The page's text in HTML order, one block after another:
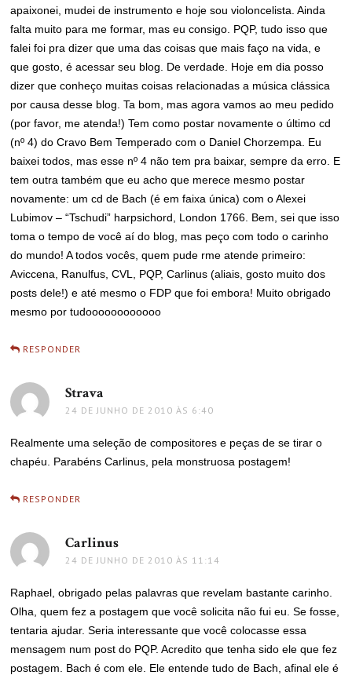
apaixonei, mudei de instrumento e hoje sou violoncelista. Ainda
falta muito para me formar, mas eu consigo. PQP, tudo isso que
falei foi pra dizer que uma das coisas que mais faço na vida, e
que gosto, é acessar seu blog. De verdade. Hoje em dia posso
dizer que conheço muitas coisas relacionadas a música clássica
por causa desse blog. Ta bom, mas agora vamos ao meu pedido
(por favor, me atenda!) Tem como postar novamente o último cd
(nº 4) do Cravo Bem Temperado com o Daniel Chorzempa. Eu
baixei todos, mas esse nº 4 não tem pra baixar, sempre da erro. E
tem outra também que eu acho que merece mesmo postar
novamente: um cd de Bach (é em faixa única) com o Alexei
Lubimov – “Tschudi” harpsichord, London 1766. Bem, sei que isso
toma o tempo de você aí do blog, mas peço com todo o carinho
do mundo! A todos vocês, quem pude rme atende primeiro:
Aviccena, Ranulfus, CVL, PQP, Carlinus (aliais, gosto muito dos
posts dele!) e até mesmo o FDP que foi embora! Muito obrigado
mesmo por tudoooooooooooo
RESPONDER
Strava
24 DE JUNHO DE 2010 ÀS 6:40
Realmente uma seleção de compositores e peças de se tirar o
chapéu. Parabéns Carlinus, pela monstruosa postagem!
RESPONDER
Carlinus
24 DE JUNHO DE 2010 ÀS 11:14
Raphael, obrigado pelas palavras que revelam bastante carinho.
Olha, quem fez a postagem que você solicita não fui eu. Se fosse,
tentaria ajudar. Seria interessante que você colocasse essa
mensagem num post do PQP. Acredito que tenha sido ele que fez
postagem. Bach é com ele. Ele entende tudo de Bach, afinal ele é